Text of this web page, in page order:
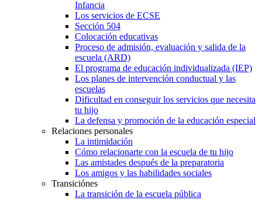
Infancia
Los servicios de ECSE
Sección 504
Colocación educativas
Proceso de admisión, evaluación y salida de la
escuela (ARD)
El programa de educación individualizada (IEP)
Los planes de intervención conductual y las
escuelas
Dificultad en conseguir los servicios que necesita
tu hijo
La defensa y promoción de la educación especial
Relaciones personales
La intimidación
Cómo relacionarte con la escuela de tu hijo
Las amistades después de la preparatoria
Los amigos y las habilidades sociales
Transiciónes
La transición de la escuela pública